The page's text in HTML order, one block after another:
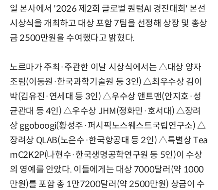
일 본사에서 '2026 제2회 글로벌 퀀텀AI 경진대회' 본선
시상식을 개최하고 대상 포함 7팀을 선정해 상장 및 총상
금 2500만원을 수여했다고 밝혔다.
노르마가 주최·주관한 이날 시상식에서는 △대상 양자
조림(이동원·한국과학기술원 등 3인) △최우수상 김이
박(김유진·연세대 등 3인) △우수상 앤트맨(안지호·성
균관대 등 4인) △우수상 JHM(정화민·호서대) △장려
상 ggoboogi(황성주·퍼시픽노스웨스트국립연구소) △
장려상 QLAB(노은수·한국항공대 등 2인) △특별상 Tea
mC2K2P(나현수·한국생명공학연구원 등 5인)이 수상
의 영예를 안았다. 이들에게는 대상 7000달러(약 1000
만원)를 포함 총 1만7200달러(약 2500만원) 상금이 수